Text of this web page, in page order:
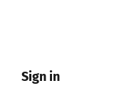
Sign in